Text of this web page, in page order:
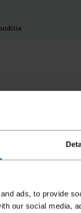
ads, to provide
our social media,